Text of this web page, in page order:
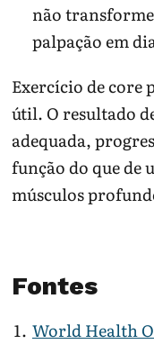
não
palpação em
Exercício de core
útil. O resultado
adequada,
função do que de
músculos
Fontes
World Health